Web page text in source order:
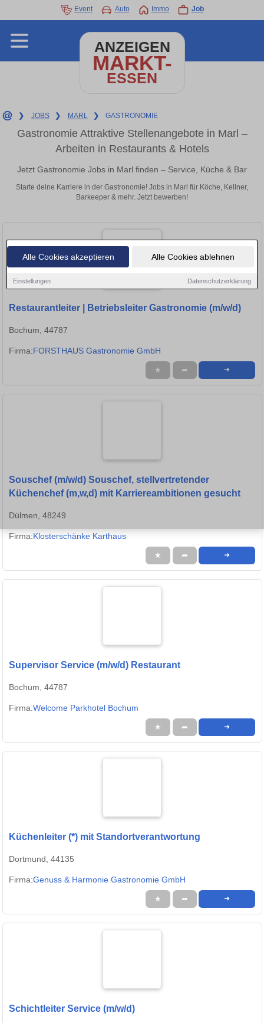
Alle Cookies akzeptieren Alle Cookies ablehnen
Einstellungen Datenschutzerklärung
Event Auto Immo Job
ANZEIGEN
MARKT-
ESSEN
❯ JOBS ❯ MARL ❯ GASTRONOMIE
Gastronomie Attraktive Stellenangebote in Marl –
Arbeiten in Restaurants & Hotels
Jetzt Gastronomie Jobs in Marl finden – Service, Küche & Bar
Starte deine Karriere in der Gastronomie! Jobs in Marl für Köche, Kellner,
Barkeeper & mehr. Jetzt bewerben!
Restaurantleiter | Betriebsleiter Gastronomie (m/w/d)
Bochum, 44787
Firma:FORSTHAUS Gastronomie GmbH
★ ➦ ➜
Souschef (m/w/d) Souschef, stellvertretender
Küchenchef (m,w,d) mit Karriereambitionen gesucht
Dülmen, 48249
Firma:Klosterschänke Karthaus
★ ➦ ➜
Supervisor Service (m/w/d) Restaurant
Bochum, 44787
Firma:Welcome Parkhotel Bochum
★ ➦ ➜
Küchenleiter (*) mit Standortverantwortung
Dortmund, 44135
Firma:Genuss & Harmonie Gastronomie GmbH
★ ➦ ➜
Schichtleiter Service (m/w/d)